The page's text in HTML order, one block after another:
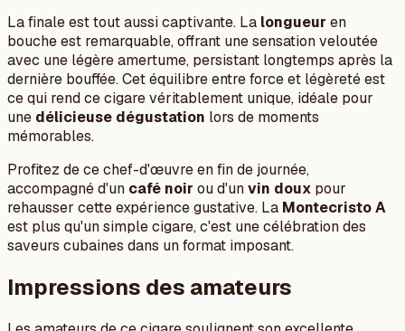
La finale est tout aussi captivante. La longueur en
bouche est remarquable, offrant une sensation veloutée
avec une légère amertume, persistant longtemps après la
dernière bouffée. Cet équilibre entre force et légèreté est
ce qui rend ce cigare véritablement unique, idéale pour
une délicieuse dégustation lors de moments
mémorables.
Profitez de ce chef-d'œuvre en fin de journée,
accompagné d'un café noir ou d'unvin doux pour
rehausser cette expérience gustative. La Montecristo A
est plus qu'un simple cigare, c'est une célébration des
saveurs cubaines dans un format imposant.
Impressions des amateurs